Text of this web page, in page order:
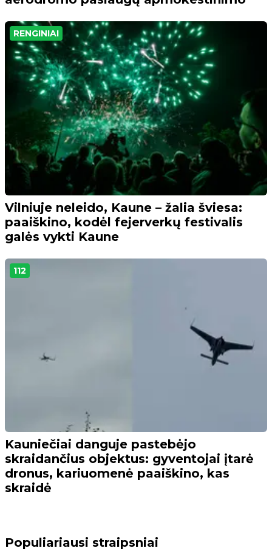
RENGINIAI
Vilniuje neleido, Kaune – žalia šviesa:
paaiškino, kodėl fejerverkų festivalis
galės vykti Kaune
112
Kauniečiai danguje pastebėjo
skraidančius objektus: gyventojai įtarė
dronus, kariuomenė paaiškino, kas
skraidė
Populiariausi straipsniai